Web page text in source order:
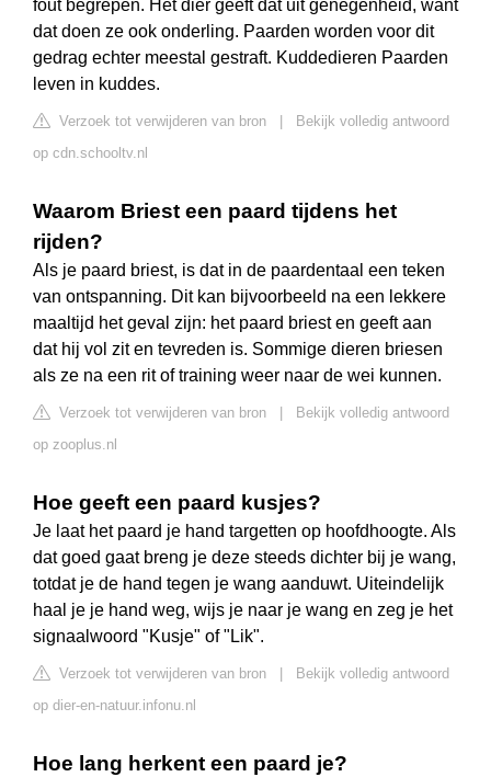
fout begrepen. Het dier geeft dat uit genegenheid, want
dat doen ze ook onderling. Paarden worden voor dit
gedrag echter meestal gestraft. Kuddedieren Paarden
leven in kuddes.
Verzoek tot verwijderen van bron
Bekijk volledig antwoord
op cdn.schooltv.nl
Waarom Briest een paard tijdens het
rijden?
Als je paard briest, is dat in de paardentaal een teken
van ontspanning. Dit kan bijvoorbeeld na een lekkere
maaltijd het geval zijn: het paard briest en geeft aan
dat hij vol zit en tevreden is. Sommige dieren briesen
als ze na een rit of training weer naar de wei kunnen.
Verzoek tot verwijderen van bron
Bekijk volledig antwoord
op zooplus.nl
Hoe geeft een paard kusjes?
Je laat het paard je hand targetten op hoofdhoogte. Als
dat goed gaat breng je deze steeds dichter bij je wang,
totdat je de hand tegen je wang aanduwt. Uiteindelijk
haal je je hand weg, wijs je naar je wang en zeg je het
signaalwoord "Kusje" of "Lik".
Verzoek tot verwijderen van bron
Bekijk volledig antwoord
op dier-en-natuur.infonu.nl
Hoe lang herkent een paard je?